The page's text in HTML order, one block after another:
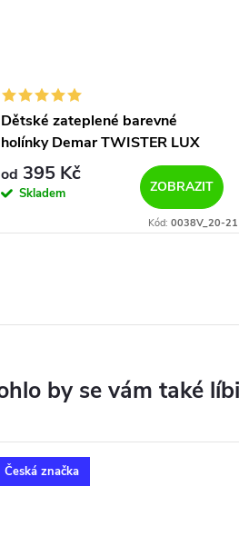
Dětské zateplené barevné
holínky Demar TWISTER LUX
PRINT 0038/0039 V velké srdce
od 395 Kč
Skladem ZOBRAZIT
Kód: 0038V_20-21
Česká značka